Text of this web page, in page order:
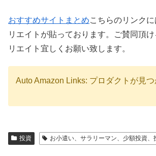
おすすめサイトまとめこちらのリンク
リエイトが貼っております。ご賛同頂
リエイト宜しくお願い致します。
Auto Amazon Links: プロダクトが見つ
投資 お小遣い、サラリーマン、少額投資、